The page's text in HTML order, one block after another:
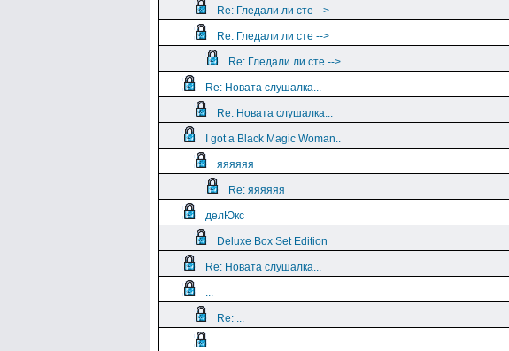
Re: Гледали ли сте -->
Re: Гледали ли сте -->
Re: Гледали ли сте -->
Re: Новата слушалка...
Re: Новата слушалка...
I got a Black Magic Woman..
яяяяяя
Re: яяяяяя
делЮкс
Deluxe Box Set Edition
Re: Новата слушалка...
...
Re: ...
...